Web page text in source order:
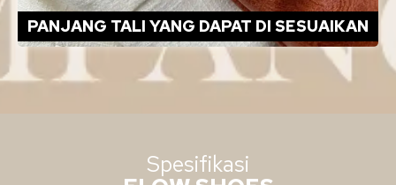
PANJANG TALI YANG DAPAT DI SESUAIKAN
Spesifikasi